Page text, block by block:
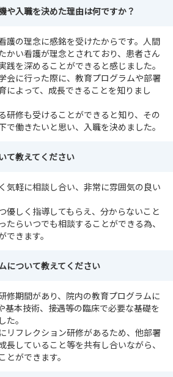
や入職を決めた理由は何ですか？
護の理念に感銘を受けたからです。人間
かい看護が理念とされており、患者さん
践を深めることができると感じました。
会に行った際に、教育プログラムや部署
によって、成長できることを知りまし
研修も受けることができると知り、その
で働きたいと思い、入職を決めました。
て教えてください
気軽に相談し合い、非常に雰囲気の良い
優しく指導してもらえ、分からないこと
たらいつでも相談することができる為、
きます。
について教えてください
修期間があり、院内の教育プログラムに
基本技術、接遇等の臨床で必要な基礎を
。
リフレクション研修があるため、他部署
長していること等を共有し合いながら、
とができます。